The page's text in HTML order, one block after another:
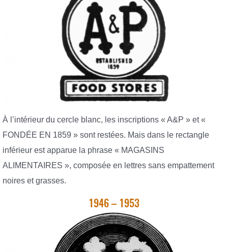
À l’intérieur du cercle blanc, les inscriptions « A&P » et «
FONDÉE EN 1859 » sont restées. Mais dans le rectangle
inférieur est apparue la phrase « MAGASINS
ALIMENTAIRES », composée en lettres sans empattement
noires et grasses.
1946 – 1953